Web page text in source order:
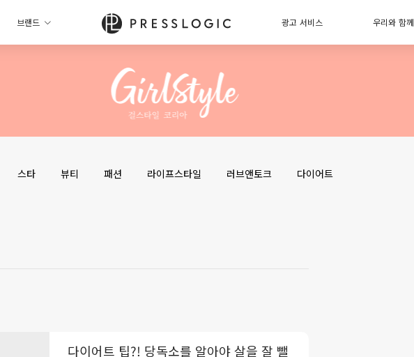
브랜드 광고 서비스 우리와 함께
스타 뷰티 패션 라이프스타일 러브앤토크 다이어트
다이어트 팁?! 당독소를 알아야 살을 잘 뺄